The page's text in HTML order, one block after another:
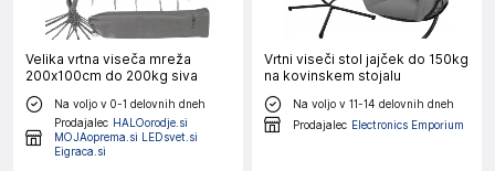
Velika vrtna viseča mreža
200x100cm do 200kg siva
Na voljo v 0-1 delovnih dneh
Prodajalec HALOorodje.si
MOJAoprema.si LEDsvet.si
Eigraca.si
Vrtni viseči stol jajček do 150kg
na kovinskem stojalu
Na voljo v 11-14 delovnih dneh
Prodajalec Electronics Emporium